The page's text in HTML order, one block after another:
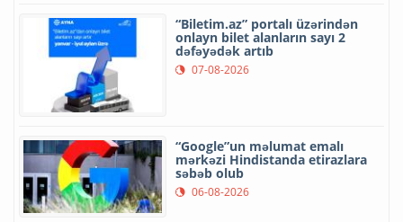
“Biletim.az” portalı üzərindən
onlayn bilet alanların sayı 2
dəfəyədək artıb
07-08-2026
“Google”un məlumat emalı
mərkəzi Hindistanda etirazlara
səbəb olub
06-08-2026